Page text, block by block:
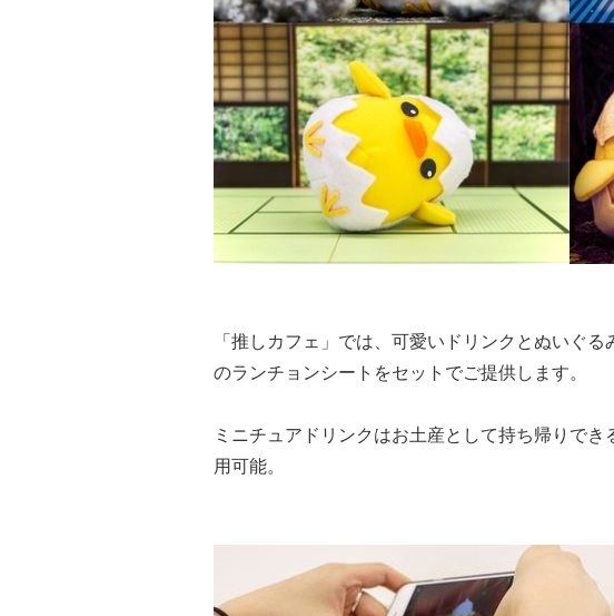
「推しカフェ」では、可愛いドリンクとぬいぐ
のランチョンシートをセットでご提供します。
ミニチュアドリンクはお土産として持ち帰りで
用可能。